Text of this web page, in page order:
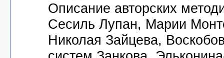
Описание авторских
Сесиль Лупан, Марии
Николая Зайцева,